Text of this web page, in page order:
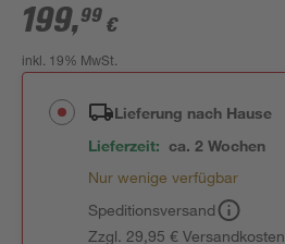
199,99 €
inkl. 19% MwSt.
Lieferung nach Hause
Lieferzeit: ca. 2 Wochen
Nur wenige verfügbar
Speditionsversand
Zzgl. 29,95 € Versandkosten